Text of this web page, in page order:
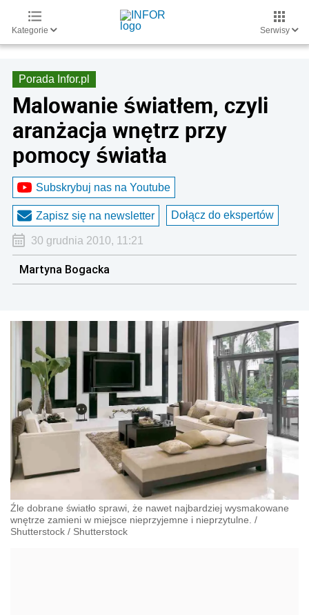
Kategorie Serwisy
Porada Infor.pl
Malowanie światłem, czyli
aranżacja wnętrz przy
pomocy światła
Subskrybuj nas na Youtube
Zapisz się na newsletter Dołącz do ekspertów
30 grudnia 2010, 11:21
Martyna Bogacka
Źle dobrane światło sprawi, że nawet najbardziej wysmakowane
wnętrze zamieni w miejsce nieprzyjemne i nieprzytulne. /
Shutterstock / Shutterstock